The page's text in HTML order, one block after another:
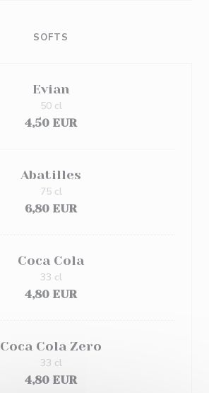
SOFTS
Evian
4,50 EUR
50 cl
Abatilles
6,80 EUR
75 cl
Coca Cola
4,80 EUR
33 cl
Coca Cola Zero
4,80 EUR
33 cl